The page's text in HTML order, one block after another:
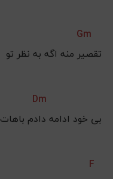
Gm
Dm
بی خود ادامه دادم باهات
F